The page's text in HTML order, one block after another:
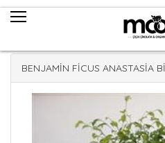
BENJAMİN FİCUS ANASTASİA